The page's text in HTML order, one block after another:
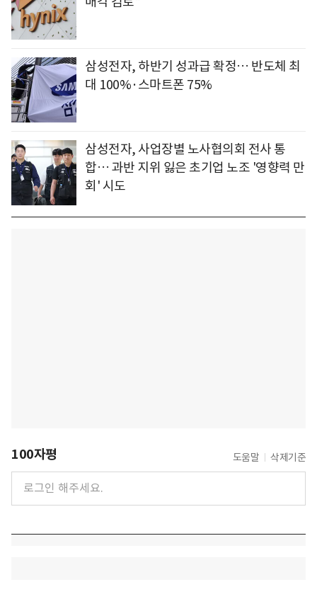
삼성전자, 하반기 성과급 확정… 반도체 최
대 100%·스마트폰 75%
삼성전자, 사업장별 노사협의회 전사 통
합… 과반 지위 잃은 초기업 노조 '영향력 만
회' 시도
100자평 도움말 삭제기준